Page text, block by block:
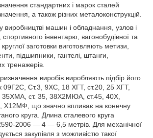
стандартних і марок сталей
а також різних металоконструкцій.
виробництві машин і обладнання, узлов і
спортивного інвентарю, вагонобудівної та
заготовки виготовляють метизи,
підшипники, гантелі, штанги,
тренажерів.
виробів виробляють підбір його
09Г2С, Ст.3, 9ХС, 18 ХГТ, ст.20, 25 ХГТ,
ст. 35, 38Х2МЮА, ст.45, 40Х,
що значно впливає на конечну
круга. Длина сталевого круга
2006 — 4 — 6,5 метрів. Для механічної
закупівля з можливістю такої